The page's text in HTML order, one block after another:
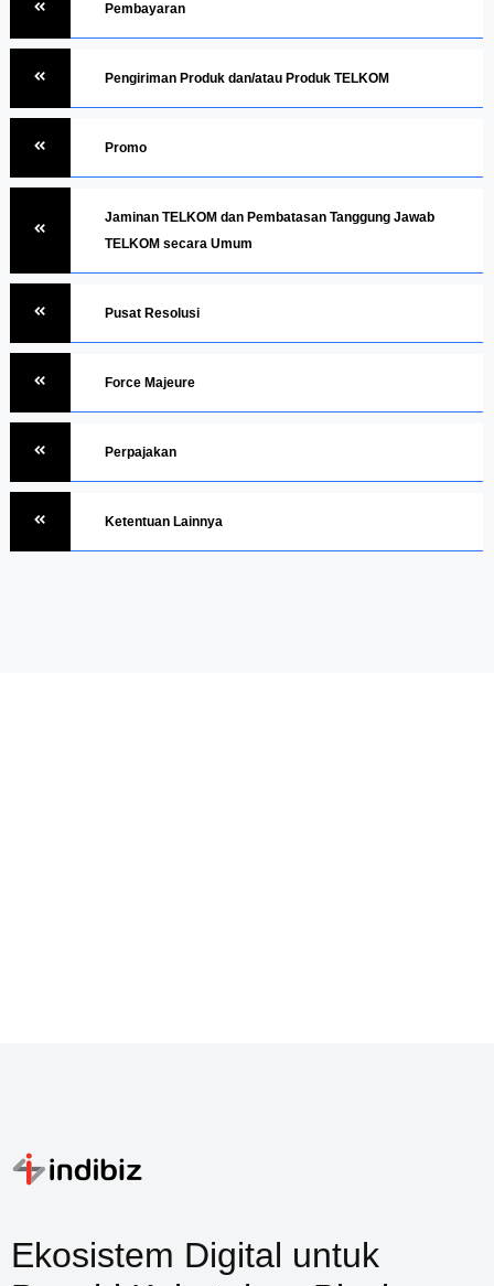
Pembayaran
Pengiriman Produk dan/atau Produk TELKOM
Promo
Jaminan TELKOM dan Pembatasan Tanggung Jawab
TELKOM secara Umum
Pusat Resolusi
Force Majeure
Perpajakan
Ketentuan Lainnya
Ekosistem Digital untuk